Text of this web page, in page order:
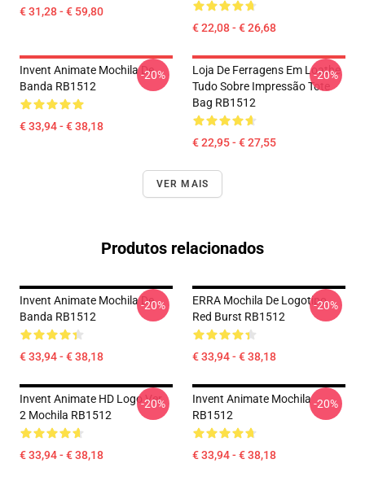
€ 31,28 - € 59,80
€ 22,08 - € 26,68
Invent Animate Mochila De
Banda RB1512
€ 33,94 - € 38,18
-20%
Loja De Ferragens Em Loathe
Tudo Sobre Impressão Tote
Bag RB1512
€ 22,95 - € 27,55
-20%
VER MAIS
Produtos relacionados
Invent Animate Mochila De
Banda RB1512
€ 33,94 - € 38,18
-20%
ERRA Mochila De Logotipo
Red Burst RB1512
€ 33,94 - € 38,18
-20%
Invent Animate HD Logo Ver.
2 Mochila RB1512
€ 33,94 - € 38,18
-20%
Invent Animate Mochila
RB1512
€ 33,94 - € 38,18
-20%